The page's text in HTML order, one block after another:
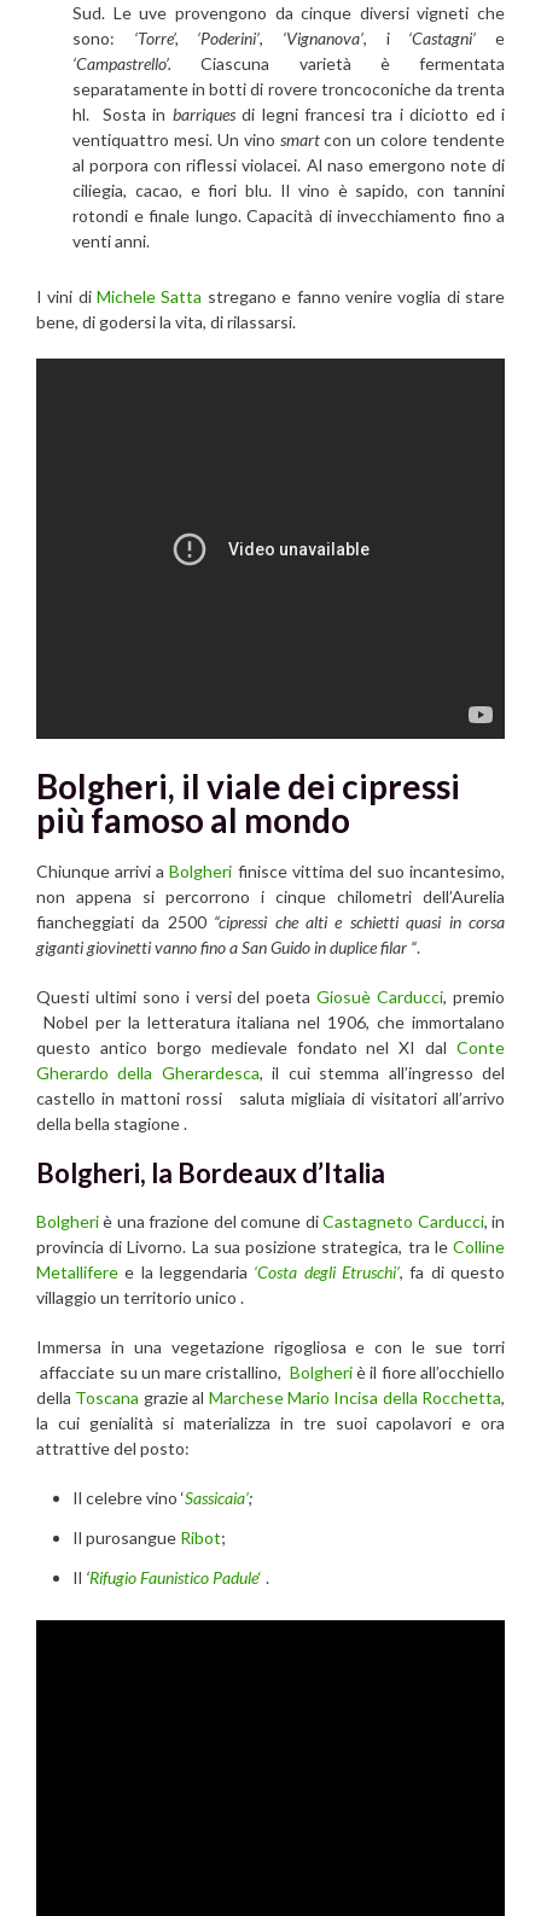
Sud. Le uve provengono da cinque diversi vigneti che
sono: ‘Torre’, ‘Poderini’, ‘Vignanova’, i ‘Castagni’ e
‘Campastrello’. Ciascuna varietà è fermentata
separatamente in botti di rovere troncoconiche da trenta
hl. Sosta in barriquesdi legni francesi tra i diciotto ed i
ventiquattro mesi. Un vino smartcon un colore tendente
al porpora con riflessi violacei. Al naso emergono note di
ciliegia, cacao, e fiori blu. Il vino è sapido, con tannini
rotondi e finale lungo. Capacità di invecchiamento fino a
venti anni.
I vini diMichele Satta stregano e fanno venire voglia di stare
bene, di godersi la vita, di rilassarsi.
Bolgheri, il viale dei cipressi
più famoso al mondo
Chiunque arrivi aBolgheri finisce vittima del suo incantesimo,
non appena si percorrono i cinque chilometri dell’Aurelia
fiancheggiati da 2500 “cipressi che alti e schietti quasi in corsa
giganti giovinetti vanno fino a San Guido in duplice filar “.
Questi ultimi sono i versi del poetaGiosuè Carducci, premio
Nobel per la letteratura italiana nel 1906, che immortalano
questo antico borgo medievale fondato nel XI dal Conte
Gherardo della Gherardesca, il cui stemma all’ingresso del
castello in mattoni rossi saluta migliaia di visitatori all’arrivo
della bella stagione .
Bolgheri, la Bordeaux d’Italia
Bolgheriè una frazione del comune diCastagneto Carducci, in
provincia di Livorno. La sua posizione strategica, tra le Colline
Metallifere e la leggendaria ‘Costa degli Etruschi’, fa di questo
villaggio un territorio unico .
Immersa in una vegetazione rigogliosa e con le sue torri
affacciate su un mare cristallino, Bolgheriè il fiore all’occhiello
della Toscana grazie al Marchese Mario Incisa della Rocchetta,
la cui genialità si materializza in tre suoi capolavori e ora
attrattive del posto:
Il celebre vino ‘Sassicaia’;
Il purosangue Ribot;
Il ‘Rifugio Faunistico Padule‘ .